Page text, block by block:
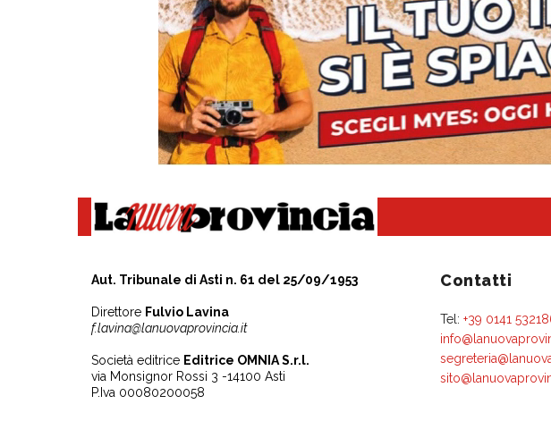
Aut. Tribunale di Asti n. 61 del 25/09/1953
Direttore Fulvio Lavina
f.lavina@lanuovaprovincia.it
Società editrice Editrice OMNIA S.r.l.
via Monsignor Rossi 3 -14100 Asti
P.Iva 00080200058
Contatti
Tel: +39 0141